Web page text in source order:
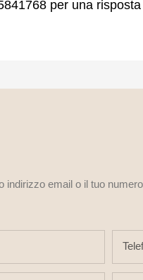
per una
indirizzo email o il tuo